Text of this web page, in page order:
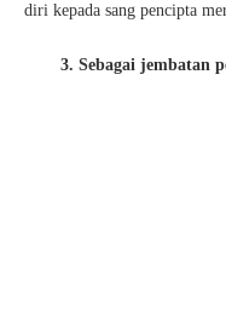
diri kepada sang pencipta
3. Sebagai jembatan